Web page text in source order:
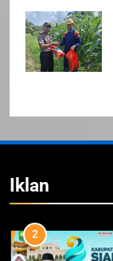
Iklan
1
3